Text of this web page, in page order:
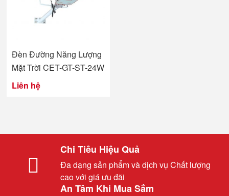
Đèn Đường Năng Lượng
Mặt Trời CET-GT-ST-24W
Liên hệ
Chi Tiêu Hiệu Quả
Đa dạng sản phẩm và dịch vụ Chất lượng
cao với giá ưu đãi
An Tâm Khi Mua Sắm